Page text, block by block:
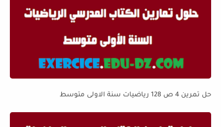
حل تمرين 4 ص 128 رياضيات سنة الاولى متوسط